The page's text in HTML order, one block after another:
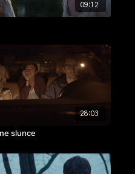
09:12
28:03
slunce